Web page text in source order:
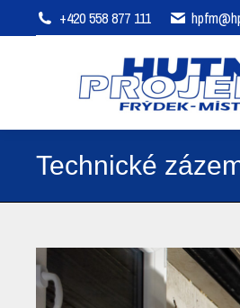
+420 558 877 111
Technické
O společnosti